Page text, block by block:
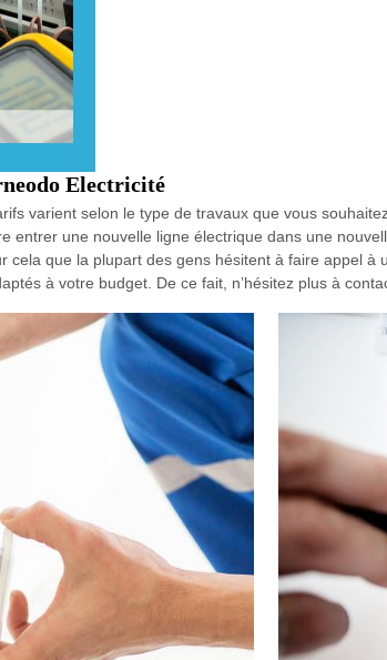
Electricité
varient selon le type de travaux que vous
entrer une nouvelle ligne électrique dans une
cela que la plupart des gens hésitent à faire appel
à votre budget. De ce fait, n’hésitez plus à